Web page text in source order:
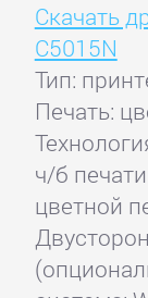
Скачать
C5015N
Тип:
Печать:
ч/б
цветной